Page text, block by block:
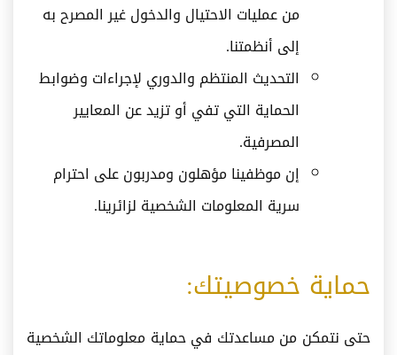
من عمليات الاحتيال والدخول غير المصرح به
إلى أنظمتنا.
التحديث المنتظم والدوري لإجراءات وضوابط
الحماية التي تفي أو تزيد عن المعايير
المصرفية.
إن موظفينا مؤهلون ومدربون على احترام
سرية المعلومات الشخصية لزائرينا.
حماية خصوصيتك:
حتى نتمكن من مساعدتك في حماية معلوماتك الشخصية